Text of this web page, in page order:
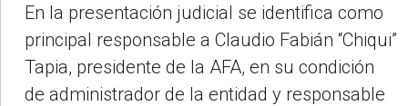
En la presentación judicial se identifica como
principal responsable a Claudio Fabián “Chiqui”
Tapia, presidente de la AFA, en su condición
de administrador de la entidad y responsable